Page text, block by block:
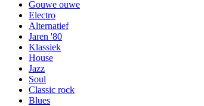
Gouwe ouwe
Electro
Alternatief
Jaren '80
Klassiek
House
Jazz
Soul
Classic rock
Blues